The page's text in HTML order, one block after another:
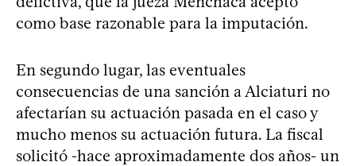
como base razonable para la imputación.
En segundo lugar, las eventuales
consecuencias de una sanción a Alciaturi no
afectarían su actuación pasada en el caso y
mucho menos su actuación futura. La fiscal
solicitó -hace aproximadamente dos años- un